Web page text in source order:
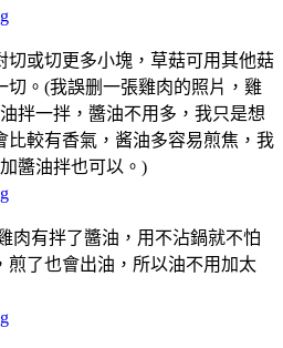
切或切更多小塊，草菇可用其他菇
切。(我誤删一張雞肉的照片，雞
拌一拌，醬油不用多，我只是想
比較有香氣，酱油多容易煎焦，我
醬油拌也可以。)
肉有拌了醬油，用不沾鍋就不怕
煎了也會出油，所以油不用加太